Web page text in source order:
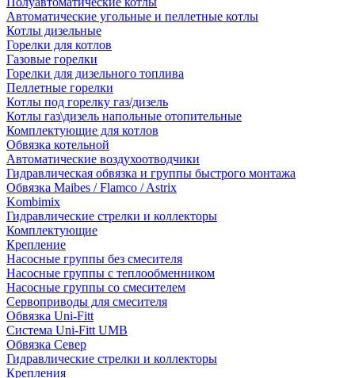
Автоматические угольные и пеллетные котлы
Котлы дизельные
Горелки для котлов
Газовые горелки
Горелки для дизельного топлива
Пеллетные горелки
Котлы под горелку газ/дизель
Котлы газ\дизель напольные отопительные
Комплектующие для котлов
Обвязка котельной
Автоматические воздухоотводчики
Гидравлическая обвязка и группы быстрого монтажа
Обвязка Maibes / Flamco / Astrix
Kombimix
Гидравлические стрелки и коллекторы
Комплектующие
Крепление
Насосные группы без смесителя
Насосные группы с теплообменником
Насосные группы со смесителем
Сервоприводы для смесителя
Обвязка Uni-Fitt
Система Uni-Fitt UMB
Обвязка Север
Гидравлические стрелки и коллекторы
Крепления